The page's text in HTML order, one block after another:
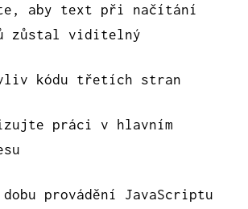
aby text při načítání
zůstal viditelný
kódu třetích stran
práci v hlavním
provádění JavaScriptu